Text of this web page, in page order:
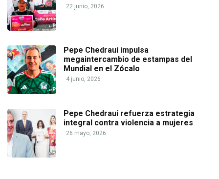
22 junio, 2026
Pepe Chedraui impulsa
megaintercambio de estampas del
Mundial en el Zócalo
4 junio, 2026
Pepe Chedraui refuerza estrategia
integral contra violencia a mujeres
26 mayo, 2026